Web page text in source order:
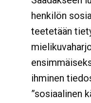
henkilön
teetetään
ihminen
”sosiaalinen